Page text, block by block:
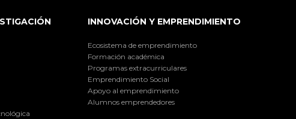
INNOVACIÓN Y EMPRENDIMIENTO
Ecosistema de emprendimiento
Formación académica
Programas extracurriculares
Emprendimiento Social
Apoyo al emprendimiento
Alumnos emprendedores